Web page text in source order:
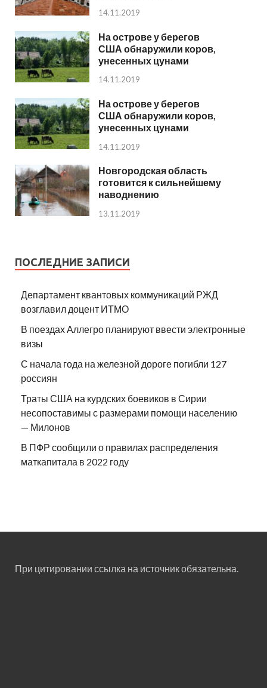
14.11.2019
На острове у берегов
США обнаружили коров,
унесенных цунами
14.11.2019
На острове у берегов
США обнаружили коров,
унесенных цунами
14.11.2019
Новгородская область
готовится к сильнейшему
наводнению
13.11.2019
ПОСЛЕДНИЕ ЗАПИСИ
Департамент квантовых коммуникаций РЖД
возглавил доцент ИТМО
В поездах Аллегро планируют ввести электронные
визы
С начала года на железной дороге погибли 127
россиян
Траты США на курдских боевиков в Сирии
несопоставимы с размерами помощи населению
— Милонов
В ПФР сообщили о правилах распределения
маткапитала в 2022 году
При цитировании ссылка на источник обязательна.